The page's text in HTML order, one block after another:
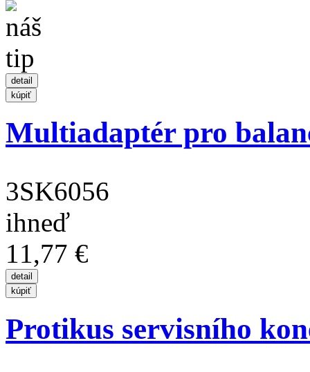
Multiadaptér pro
3SK6056
ihneď
11,77 €
Protikus servisního